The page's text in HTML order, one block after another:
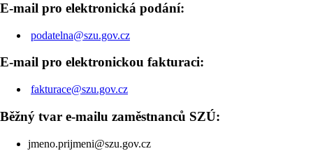
E-mail pro elektronická podání:
podatelna@szu.gov.cz
E-mail pro elektronickou fakturaci:
fakturace@szu.gov.cz
Běžný tvar e-mailu zaměstnanců SZÚ:
jmeno.prijmeni@szu.gov.cz